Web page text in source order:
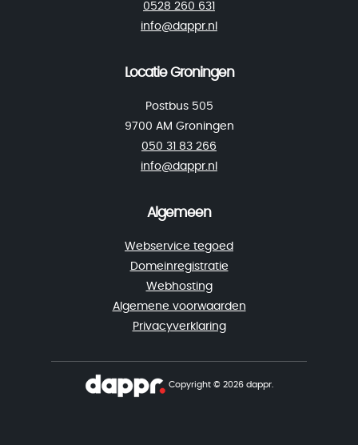
0528 260 631
info@dappr.nl
Locatie Groningen
Postbus 505
9700 AM Groningen
050 31 83 266
info@dappr.nl
Algemeen
Webservice tegoed
Domeinregistratie
Webhosting
Algemene voorwaarden
Privacyverklaring
Copyright © 2026 dappr.